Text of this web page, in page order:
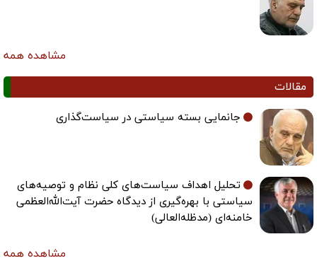
مشاهده همه
مقالات
جانمایی بسته سیاستی در سیاست‌گذاری
تحلیل اهداف سیاست‌های کلی نظام و توصیه‌های
سیاستی با بهره‌گیری از دیدگاه حضرت آیت‌الله‌العظمی
خامنه‌ای (مدظله‌العالی)
مشاهده همه